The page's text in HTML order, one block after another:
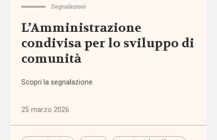
AgID
contro
Segnalazioni
L’Amministrazione
condivisa per lo sviluppo di
comunità
Scopri la segnalazione
25 marzo 2026